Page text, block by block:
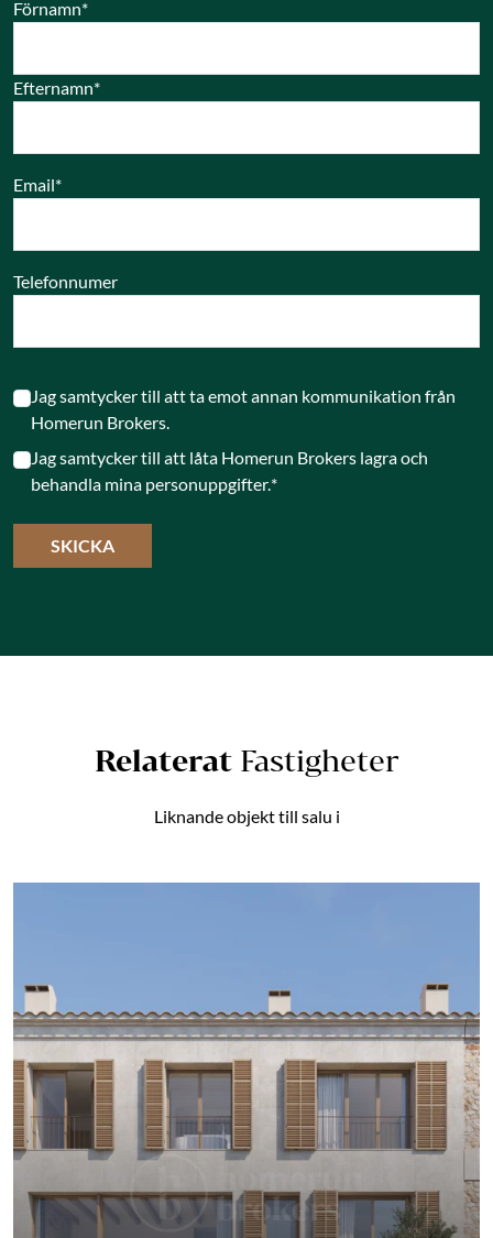
Förnamn*
Efternamn*
Email*
Telefonnumer
Jag samtycker till att ta emot annan kommunikation från
Homerun Brokers.
Jag samtycker till att låta Homerun Brokers lagra och
behandla mina personuppgifter.*
RelateratFastigheter
Liknande objekt till salu i